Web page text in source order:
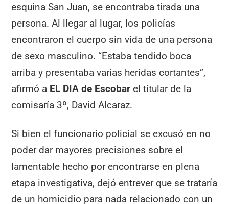
esquina San Juan, se encontraba tirada una
persona. Al llegar al lugar, los policías
encontraron el cuerpo sin vida de una persona
de sexo masculino. “Estaba tendido boca
arriba y presentaba varias heridas cortantes”,
afirmó a EL DIA de Escobar el titular de la
comisaría 3º, David Alcaraz.
Si bien el funcionario policial se excusó en no
poder dar mayores precisiones sobre el
lamentable hecho por encontrarse en plena
etapa investigativa, dejó entrever que se trataría
de un homicidio para nada relacionado con un